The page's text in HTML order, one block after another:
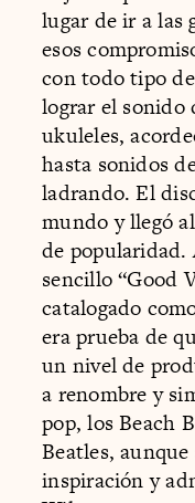
lugar de ir a las
esos
con todo tipo
lograr el sonido
ukuleles,
hasta sonidos
ladrando. El
mundo y llegó
de
sencillo “Good
catalogado
era prueba de
un nivel de
a renombre y
pop, los Beach
Beatles,
inspiración y